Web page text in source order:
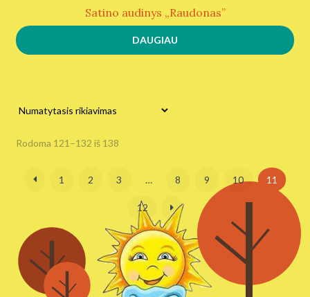
Satino audinys „Raudonas”
DAUGIAU
Rodoma 121–132 iš 138
1 2 3 … 8 9 10 11
12